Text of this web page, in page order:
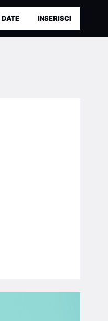
INSERISCI